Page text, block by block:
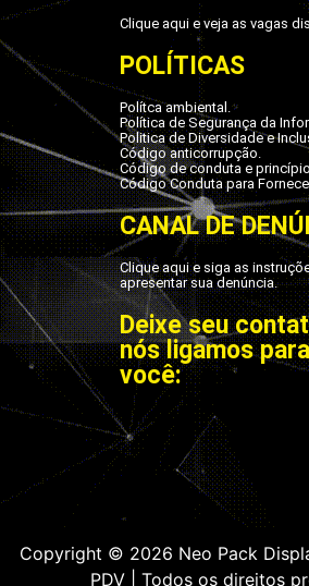
Clique aqui e veja as vagas
POLÍTICAS
Polítca ambiental.
Política de Segurança da
Politica de Diversidade e
Código anticorrupção.
Código de conduta e
Código Conduta para
CANAL DE
Clique aqui e siga as
apresentar sua denúncia.
Deixe seu
nós ligamos para
você:
Copyright © 2026 Neo Pack
PDV | Todos os direitos